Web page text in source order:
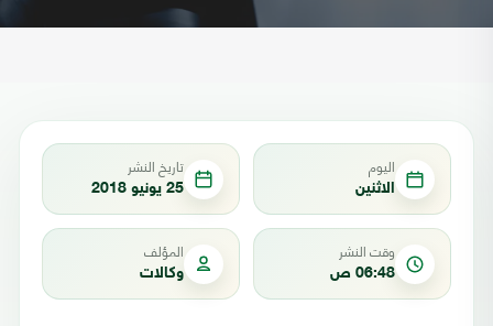
اليوم
الاثنين
تاريخ النشر
25 يونيو 2018
وقت النشر
06:48 ص
المؤلف
وكالات